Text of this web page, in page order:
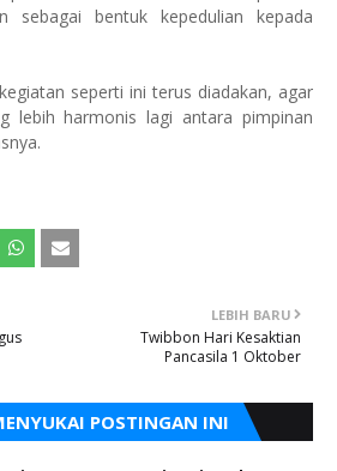
sebagai bentuk kepedulian kepada
seperti ini terus diadakan, agar
lebih harmonis lagi antara pimpinan
LEBIH BARU
Twibbon Hari Kesaktian
Pancasila 1 Oktober
POSTINGAN INI